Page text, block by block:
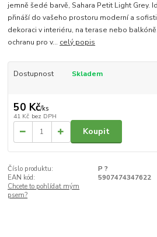
jemně šedé barvě, Sahara Petit Light Grey.
přináší do vašeho prostoru moderní a
dekoraci v interiéru, na terase nebo
ochranu pro v... celý popis
Dostupnost Skladem
50 Kč/ks
41 Kč bez DPH
Koupit
Číslo produktu:
P ?
EAN kód:
5907474347622
Chcete to pohlídat mým
psem?